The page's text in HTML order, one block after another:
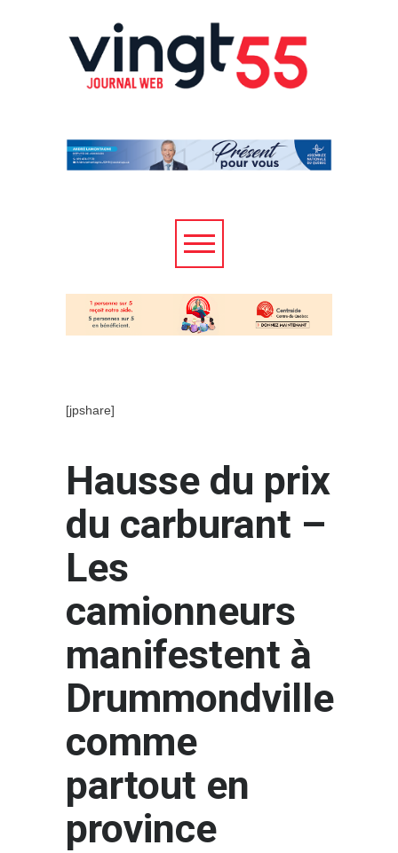
[jpshare]
Hausse du prix
du carburant –
Les
camionneurs
manifestent à
Drummondville
comme
partout en
province